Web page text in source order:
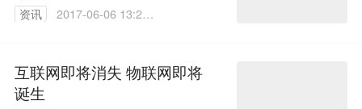
资讯
2017-06-06 13:21:
互联网即将消失 物联网即将
诞生